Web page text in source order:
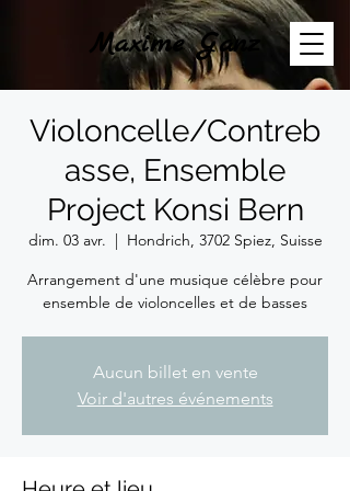
Maxime Ganz
Violoncelle/Contreb
asse, Ensemble
Project Konsi Bern
dim. 03 avr.
  |
Hondrich, 3702 Spiez, Suisse
Arrangement d'une musique célèbre pour
ensemble de violoncelles et de basses
Aucun billet en vente
Voir d'autres événements